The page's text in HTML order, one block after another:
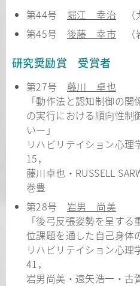
第44号 堀江 幸治 （
第45号 後藤 幸市 （
研究奨励賞 受賞者
第27号 藤川 卓也
「動作法と認知制御の
の実行における順向性制
い―」
リハビリテイション心
15，
藤川卓也・RUSSELL
巻豊
第28号 岩男 尚美
「後弓反張姿勢を呈す
位課題を通した自己身体
リハビリテイション心
41，
岩男尚美・遠矢浩一・古